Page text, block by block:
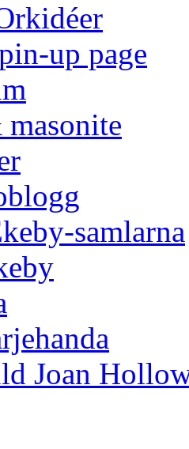
up page
samlarna
Joan